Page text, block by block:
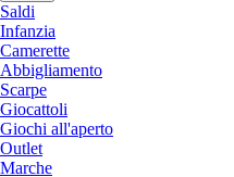
Saldi
Infanzia
Camerette
Abbigliamento
Scarpe
Giocattoli
Giochi all'aperto
Outlet
Marche